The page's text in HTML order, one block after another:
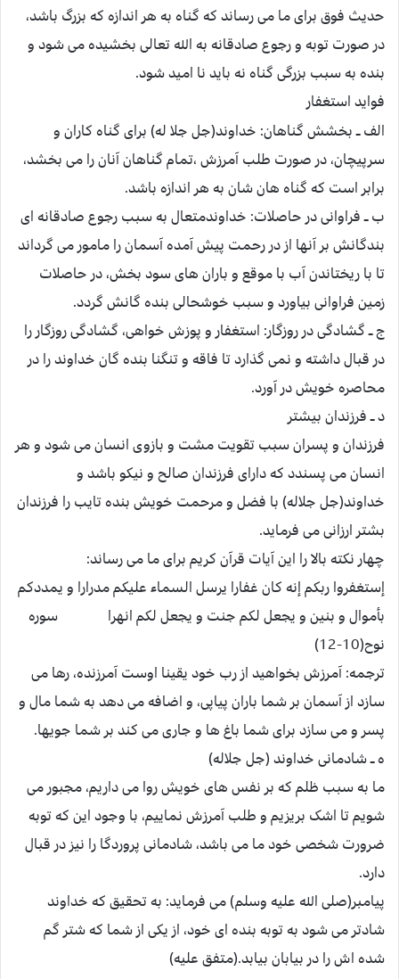
حدیث فوق برای ما می رساند که گناه به هر اندازه که بزرگ باشد،
در صورت توبه و رجوع صادقانه به الله تعالی بخشیده می شود و
بنده به سبب بزرگی گناه نه باید نا امید شود.
فواید استغفار
الف ــ بخشش گناهان: خداوند(جل جلا له) برای گناه کاران و
سرپیچان، در صورت طلب آمرزش ،تمام گناهان آنان را می بخشد،
برابر است که گناه هان شان به هر اندازه باشد.
ب ــ فراوانی در حاصلات: خداوندمتعال به سبب رجوع صادقانه ای
بندگانش بر آنها از در رحمت پیش آمده آسمان را مامور می گرداند
تا با ریختاندن آب با موقع و باران های سود بخش، در حاصلات
زمین فراوانی بیاورد و سبب خوشحالی بنده گانش گردد.
ج ــ گشادگی در روزگار: استغفار و پوزش خواهی، گشادگی روزگار را
در قبال داشته و نمی گذارد تا فاقه و تنگنا بنده گان خداوند را در
محاصره خویش در آورد.
د ــ فرزندان بیشتر
فرزندان و پسران سبب تقویت مشت و بازوی انسان می شود و هر
انسان می پسندد که دارای فرزندان صالح و نیکو باشد و
خداوند(جل جلاله) با فضل و مرحمت خویش بنده تایب را فرزندان
بشتر ارزانی می فرماید.
چهار نکته بالا را این آیات قرآن کریم برای ما می رساند:
إستغفروا ربکم إنه کان غفارا یرسل السماء علیکم مدرارا و یمددکم
بأموال و بنین و یجعل لکم جنت و یجعل لکم انهرا سوره
نوح(10-12)
ترجمه: آمرزش بخواهید از رب خود یقینا اوست آمرزنده، رها می
سازد از آسمان بر شما باران پیاپی، و اضافه می دهد به شما مال و
پسر و می سازد برای شما باغ ها و جاری می کند بر شما جویها.
ه ــ شادمانی خداوند (جل جلاله)
ما به سبب ظلم که بر نفس های خویش روا می داریم، مجبور می
شویم تا اشک بریزیم و طلب آمرزش نماییم، با وجود این که توبه
ضرورت شخصی خود ما می باشد، شادمانی پروردگا را نیز در قبال
دارد.
پیامبر(صلی الله علیه وسلم) می فرماید: به تحقیق که خداوند
شادتر می شود به توبه بنده ای خود، از یکی از شما که شتر گم
شده اش را در بیابان بیابد.(متفق علیه)